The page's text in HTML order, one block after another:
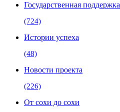
Государственная поддержка
(724)
Истории успеха
(48)
Новости проекта
(226)
От сохи до сохи